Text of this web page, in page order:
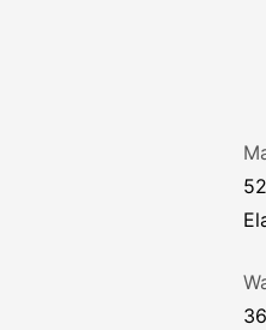
52% Poliester, 39% Poliamid, 9%